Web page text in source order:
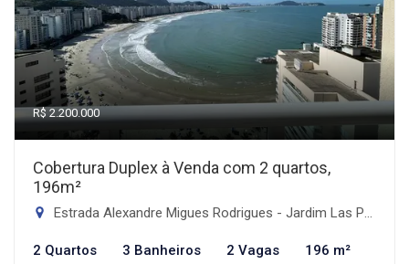
R$ 2.200.000
Cobertura Duplex à Venda com 2 quartos,
196m²
Estrada Alexandre Migues Rodrigues - Jardim Las Palmas, Guarujá-SP
2 Quartos 3 Banheiros 2 Vagas 196 m²